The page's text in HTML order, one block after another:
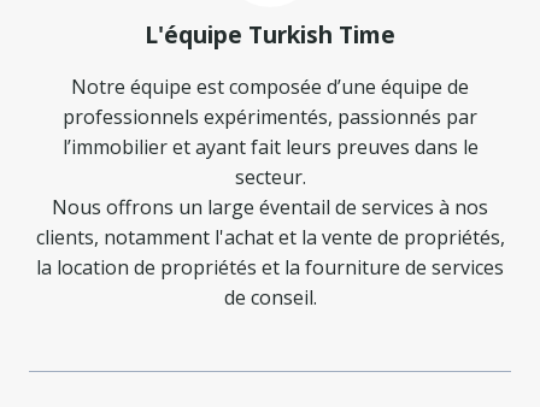
L'équipe Turkish Time
Notre équipe est composée d’une équipe de
professionnels expérimentés, passionnés par
l’immobilier et ayant fait leurs preuves dans le
secteur.
Nous offrons un large éventail de services à nos
clients, notamment l'achat et la vente de propriétés,
la location de propriétés et la fourniture de services
de conseil.